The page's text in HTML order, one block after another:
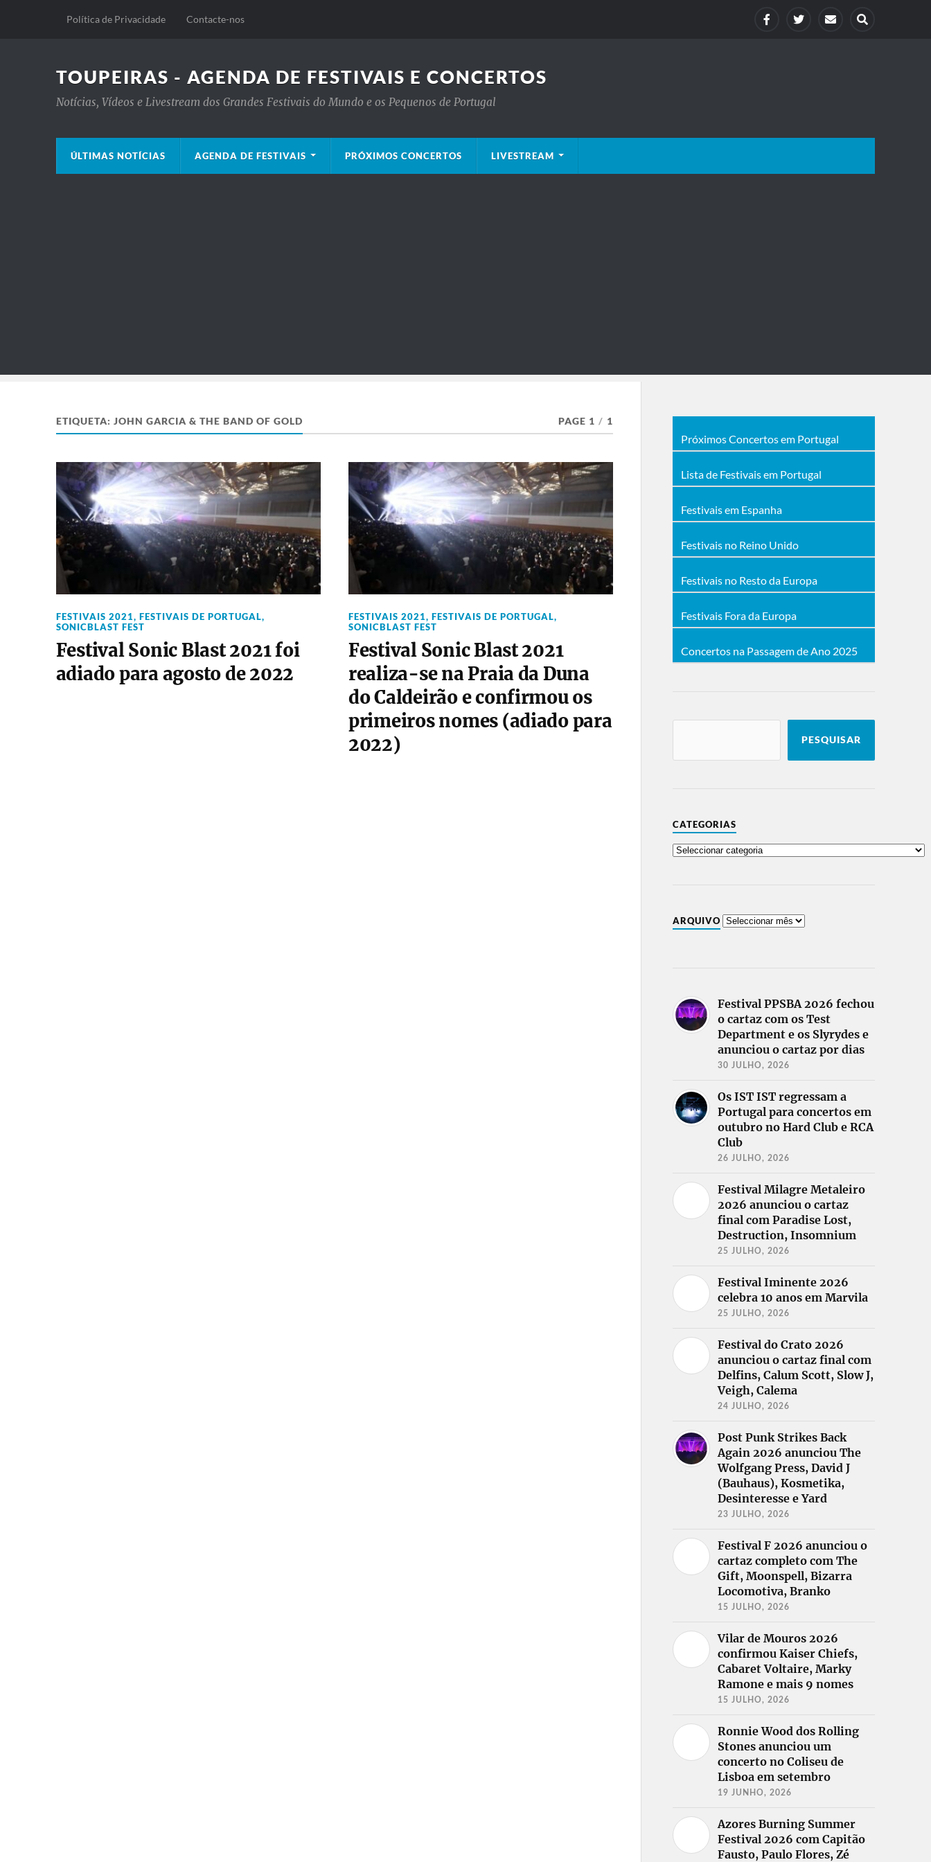
Política de Privacidade Contacte-nos
TOUPEIRAS - AGENDA DE FESTIVAIS E CONCERTOS
Notícias, Vídeos e Livestream dos Grandes Festivais do Mundo e os Pequenos de Portugal
ÚLTIMAS NOTÍCIAS AGENDA DE FESTIVAIS PRÓXIMOS CONCERTOS LIVESTREAM
ETIQUETA: JOHN GARCIA & THE BAND OF GOLD PAGE 1 / 1
FESTIVAIS 2021, FESTIVAIS DE PORTUGAL,
SONICBLAST FEST
Festival Sonic Blast 2021 foi
adiado para agosto de 2022
FESTIVAIS 2021, FESTIVAIS DE PORTUGAL,
SONICBLAST FEST
Festival Sonic Blast 2021
realiza-se na Praia da Duna
do Caldeirão e confirmou os
primeiros nomes (adiado para
2022)
Próximos Concertos em Portugal
Lista de Festivais em Portugal
Festivais em Espanha
Festivais no Reino Unido
Festivais no Resto da Europa
Festivais Fora da Europa
Concertos na Passagem de Ano 2025
PESQUISAR
CATEGORIAS
ARQUIVO
Festival PPSBA 2026 fechou
o cartaz com os Test
Department e os Slyrydes e
anunciou o cartaz por dias
30 JULHO, 2026
Os IST IST regressam a
Portugal para concertos em
outubro no Hard Club e RCA
Club
26 JULHO, 2026
Festival Milagre Metaleiro
2026 anunciou o cartaz
final com Paradise Lost,
Destruction, Insomnium
25 JULHO, 2026
Festival Iminente 2026
celebra 10 anos em Marvila
25 JULHO, 2026
Festival do Crato 2026
anunciou o cartaz final com
Delfins, Calum Scott, Slow J,
Veigh, Calema
24 JULHO, 2026
Post Punk Strikes Back
Again 2026 anunciou The
Wolfgang Press, David J
(Bauhaus), Kosmetika,
Desinteresse e Yard
23 JULHO, 2026
Festival F 2026 anunciou o
cartaz completo com The
Gift, Moonspell, Bizarra
Locomotiva, Branko
15 JULHO, 2026
Vilar de Mouros 2026
confirmou Kaiser Chiefs,
Cabaret Voltaire, Marky
Ramone e mais 9 nomes
15 JULHO, 2026
Ronnie Wood dos Rolling
Stones anunciou um
concerto no Coliseu de
Lisboa em setembro
19 JUNHO, 2026
Azores Burning Summer
Festival 2026 com Capitão
Fausto, Paulo Flores, Zé